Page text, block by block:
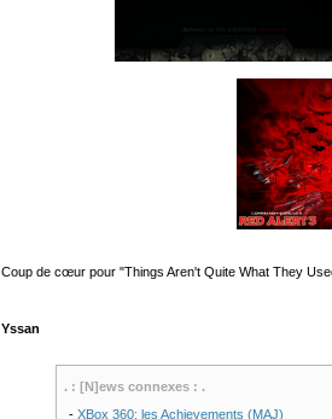
Coup de cœur pour "Things Aren't Quite What They
Yssan
. : [N]ews connexes : .
- XBox 360: les Achievements (MAJ)